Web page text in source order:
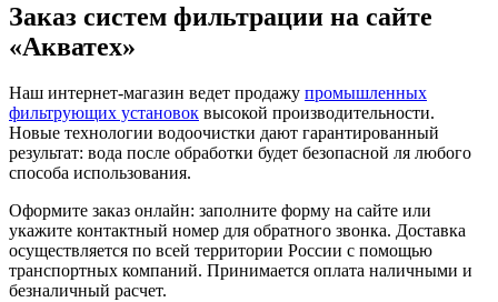
Заказ систем фильтрации на сайте
«Акватех»
Наш интернет-магазин ведет продажу промышленных
фильтрующих установок высокой производительности.
Новые технологии водоочистки дают гарантированный
результат: вода после обработки будет безопасной ля любого
способа использования.
Оформите заказ онлайн: заполните форму на сайте или
укажите контактный номер для обратного звонка. Доставка
осуществляется по всей территории России с помощью
транспортных компаний. Принимается оплата наличными и
безналичный расчет.